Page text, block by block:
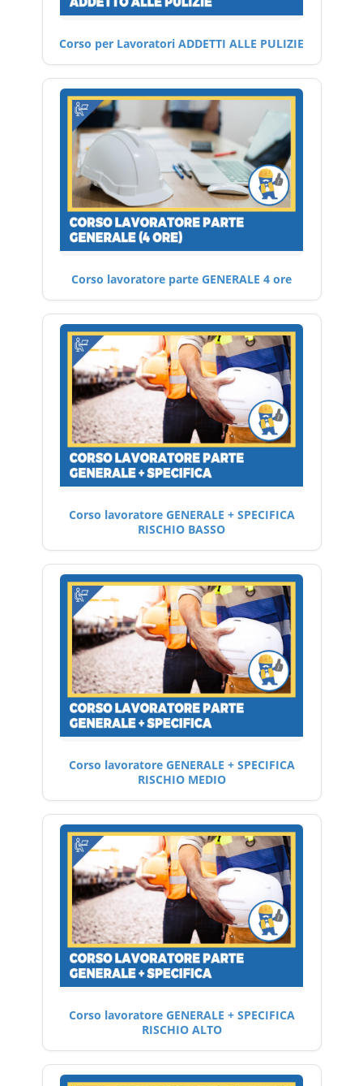
Corso per Lavoratori ADDETTI ALLE PULIZIE
Corso lavoratore parte GENERALE 4 ore
Corso lavoratore GENERALE + SPECIFICA
RISCHIO BASSO
Corso lavoratore GENERALE + SPECIFICA
RISCHIO MEDIO
Corso lavoratore GENERALE + SPECIFICA
RISCHIO ALTO